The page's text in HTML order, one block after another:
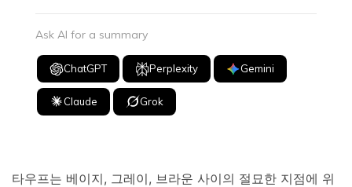
Ask AI for a summary
ChatGPT Perplexity Gemini
Claude Grok
타우프는 베이지, 그레이, 브라운 사이의 절묘한 지점에 위